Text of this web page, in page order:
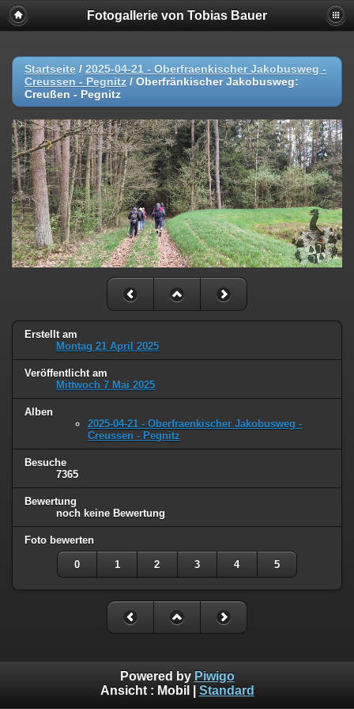
Fotogallerie von Tobias Bauer
Startseite / 2025-04-21 - Oberfraenkischer Jakobusweg -
Creussen - Pegnitz / Oberfränkischer Jakobusweg:
Creußen - Pegnitz
Erstellt am
Montag 21 April 2025
Veröffentlicht am
Mittwoch 7 Mai 2025
Alben
2025-04-21 - Oberfraenkischer Jakobusweg -
Creussen - Pegnitz
Besuche
7365
Bewertung
noch keine Bewertung
Foto bewerten
0 1 2 3 4 5
Powered by Piwigo
Ansicht : Mobil Standard